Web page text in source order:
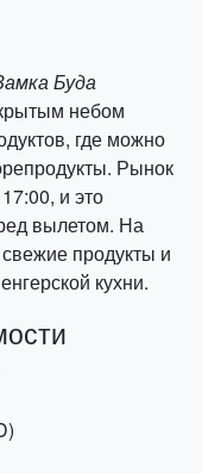
Буда
небом
где можно
Рынок
и это
вылетом. На
продукты и
кухни.